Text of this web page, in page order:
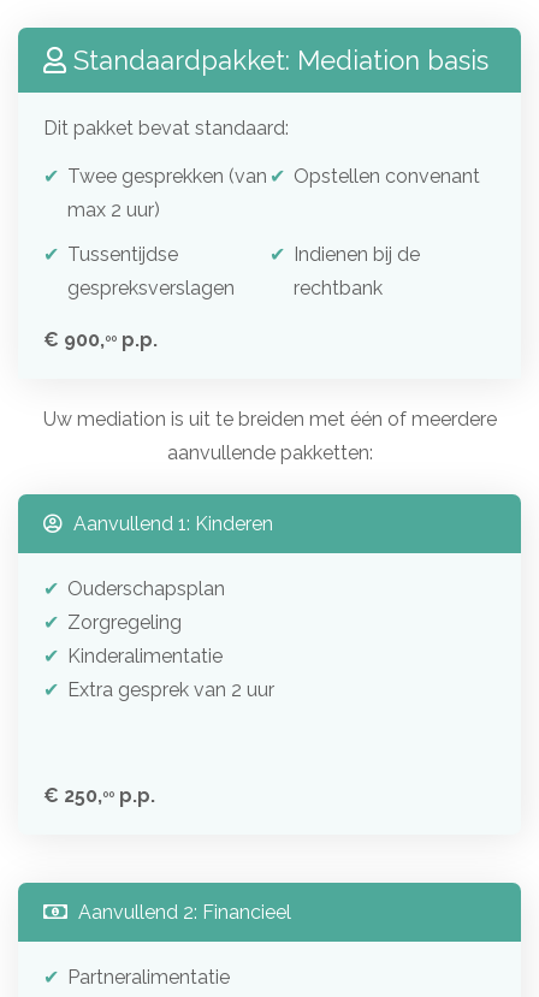
Standaardpakket: Mediation basis
Dit pakket bevat standaard:
Twee gesprekken (van
max 2 uur)
Opstellen convenant
Tussentijdse
gespreksverslagen
Indienen bij de
rechtbank
€ 900,00 p.p.
Uw mediation is uit te breiden met één of meerdere
aanvullende pakketten:
Aanvullend 1: Kinderen
Ouderschapsplan
Zorgregeling
Kinderalimentatie
Extra gesprek van 2 uur
€ 250,00 p.p.
Aanvullend 2: Financieel
Partneralimentatie